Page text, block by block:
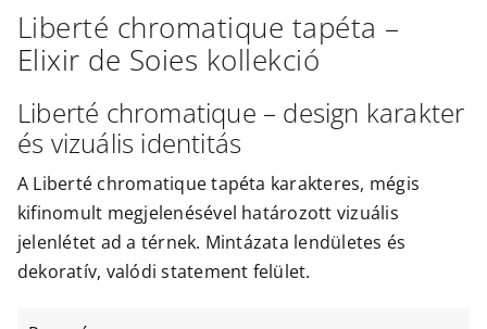
Liberté chromatique tapéta –
Elixir de Soies kollekció
Liberté chromatique – design karakter
és vizuális identitás
A Liberté chromatique tapéta karakteres, mégis
kifinomult megjelenésével határozott vizuális
jelenlétet ad a térnek. Mintázata lendületes és
dekoratív, valódi statement felület.